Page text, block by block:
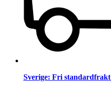
Sverige: Fri standardfrakt